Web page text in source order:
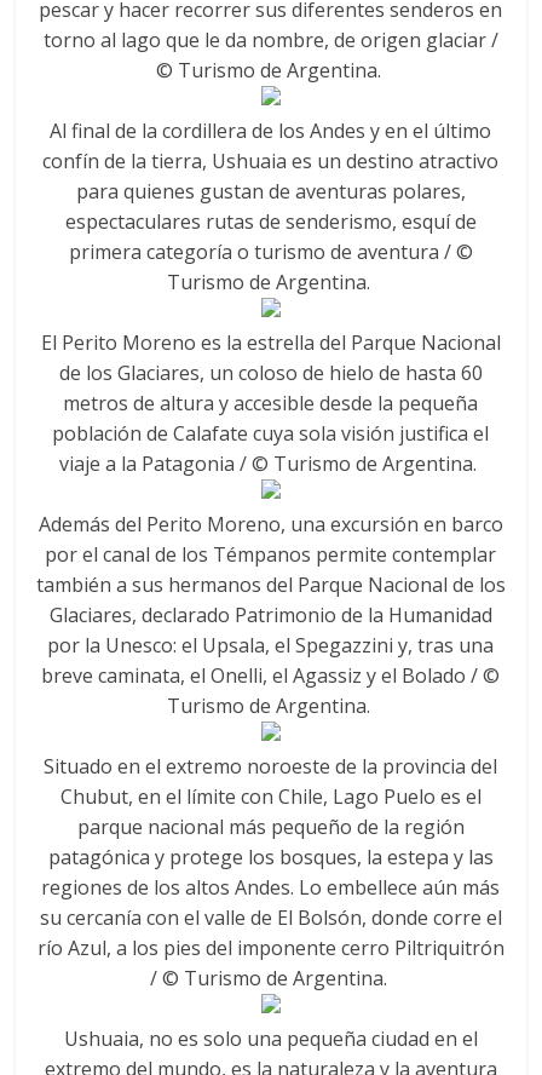
pescar y hacer recorrer sus diferentes senderos en
torno al lago que le da nombre, de origen glaciar /
© Turismo de Argentina.
Al final de la cordillera de los Andes y en el último
confín de la tierra, Ushuaia es un destino atractivo
para quienes gustan de aventuras polares,
espectaculares rutas de senderismo, esquí de
primera categoría o turismo de aventura / ©
Turismo de Argentina.
El Perito Moreno es la estrella del Parque Nacional
de los Glaciares, un coloso de hielo de hasta 60
metros de altura y accesible desde la pequeña
población de Calafate cuya sola visión justifica el
viaje a la Patagonia / © Turismo de Argentina.
Además del Perito Moreno, una excursión en barco
por el canal de los Témpanos permite contemplar
también a sus hermanos del Parque Nacional de los
Glaciares, declarado Patrimonio de la Humanidad
por la Unesco: el Upsala, el Spegazzini y, tras una
breve caminata, el Onelli, el Agassiz y el Bolado / ©
Turismo de Argentina.
Situado en el extremo noroeste de la provincia del
Chubut, en el límite con Chile, Lago Puelo es el
parque nacional más pequeño de la región
patagónica y protege los bosques, la estepa y las
regiones de los altos Andes. Lo embellece aún más
su cercanía con el valle de El Bolsón, donde corre el
río Azul, a los pies del imponente cerro Piltriquitrón
/ © Turismo de Argentina.
Ushuaia, no es solo una pequeña ciudad en el
extremo del mundo, es la naturaleza y la aventura